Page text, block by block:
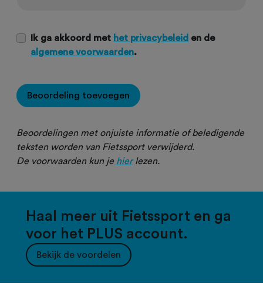
Ik ga akkoord met het privacybeleid en de
algemene voorwaarden.
Beoordeling toevoegen
Beoordelingen met onjuiste informatie of beledigende
teksten worden van Fietssport verwijderd.
De voorwaarden kun je hierlezen.
Haal meer uit Fietssport en ga
voor het PLUS account.
Bekijk de voordelen